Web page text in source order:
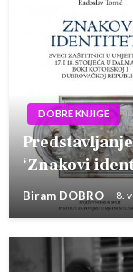
DOBRE KNJIGE
‘Znakovi
Biram DOBRO 8.